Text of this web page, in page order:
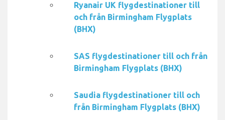
Ryanair UK flygdestinationer till
och från Birmingham Flygplats
(BHX)
SAS flygdestinationer till och från
Birmingham Flygplats (BHX)
Saudia flygdestinationer till och
från Birmingham Flygplats (BHX)